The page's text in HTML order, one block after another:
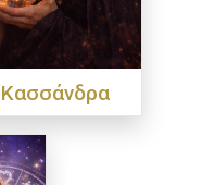
Κασσάνδρα